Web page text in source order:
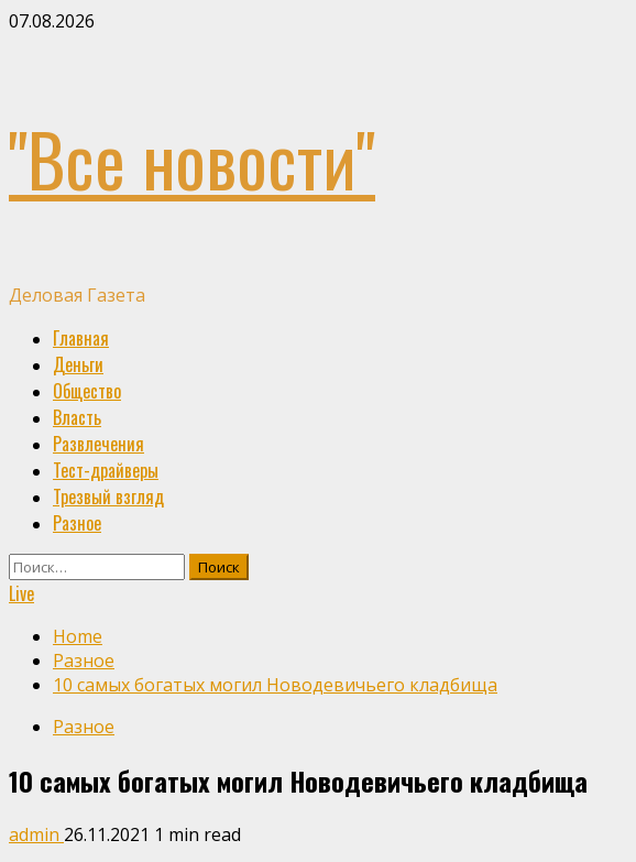
Skip
07.08.2026
"Все новости"
Деловая Газета
Primary
Menu
Главная
Деньги
Общество
Власть
Развлечения
Тест-драйверы
Трезвый взгляд
Разное
Найти:
Live
Home
Разное
10 самых богатых могил Новодевичьего кладбища
Разное
10 самых богатых могил Новодевичьего кладбища
admin 26.11.2021 1 min read